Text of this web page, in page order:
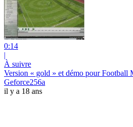
0:14
|
À suivre
Version « gold » et démo pour Football
Geforce256a
il y a 18 ans